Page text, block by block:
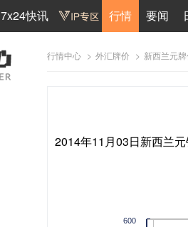
7x24快讯 行情 要闻
行情中心 > 外汇牌价 > 新西兰元
2014年11月03日新西兰
600